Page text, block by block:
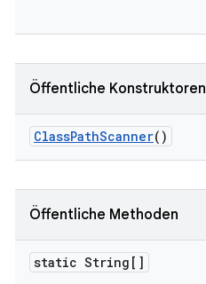
Öffentliche Konstruktoren
ClassPathScanner()
Öffentliche Methoden
static String[]